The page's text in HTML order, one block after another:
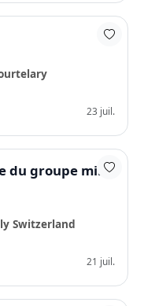
23 juil.
du groupe mini
Switzerland
21 juil.